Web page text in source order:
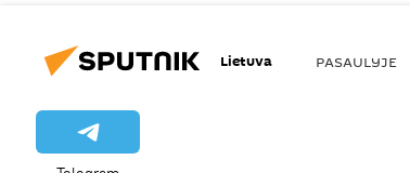
Lietuva PASAULYJE